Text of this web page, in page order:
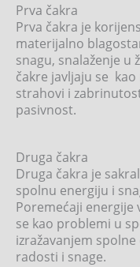
Prva čakra
Prva čakra je
materijalno
snagu, snalaženje u
čakre javljaju se
strahovi i
pasivnost.
Druga čakra
Druga čakra je
spolnu energiju i
Poremećaji energije
se kao problemi u
izražavanjem
radosti i snage.